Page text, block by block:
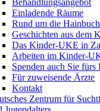
Behandlungsangebot
Einladende Räume
Rund um die
Geschichten aus dem
Das Kinder-UKE in
Arbeiten im Kinder-
Spenden auch Sie
Für zuweisende Ärzte
Kontakt
Zentrum für